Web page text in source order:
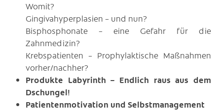
Womit?
Gingivahyperplasien – und nun?
Bisphosphonate – eine Gefahr für die
Zahnmedizin?
Krebspatienten – Prophylaktische Maßnahmen
vorher/nachher?
Produkte Labyrinth – Endlich raus aus dem
Dschungel!
Patientenmotivation und Selbstmanagement